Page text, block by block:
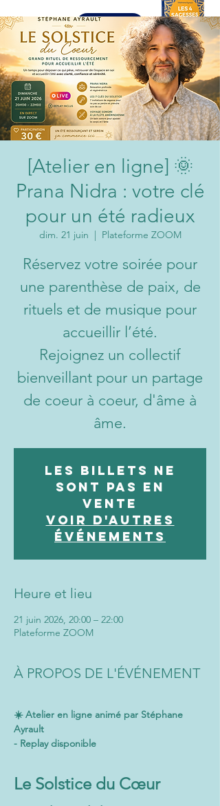
En lire plus >
[Atelier en ligne] 🌞
Prana Nidra : votre clé
pour un été radieux
dim. 21 juin
  |
Plateforme ZOOM
Réservez votre soirée pour
une parenthèse de paix, de
rituels et de musique pour
accueillir l’été.
Rejoignez un collectif
bienveillant pour un partage
de coeur à coeur, d'âme à
âme.
Les billets ne
sont pas en
vente
Voir d'autres
événements
Heure et lieu
21 juin 2026, 20:00 – 22:00
Plateforme ZOOM
À PROPOS DE L'ÉVÉNEMENT
☀️ Atelier en ligne animé par Stéphane
Ayrault
- Replay disponible
Le Solstice du Cœur